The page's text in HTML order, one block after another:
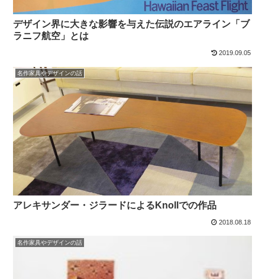
デザイン界に大きな影響を与えた伝説のエアライン「ブ
ラニフ航空」とは
2019.09.05
名作家具やデザインの話
アレキサンダー・ジラードによるKnollでの作品
2018.08.18
名作家具やデザインの話